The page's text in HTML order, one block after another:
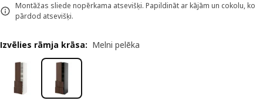
Montāžas sliede nopērkama atsevišķi. Papildināt ar kājām un cokolu, ko
pārdod atsevišķi.
Izvēlies rāmja krāsa: Melni pelēka